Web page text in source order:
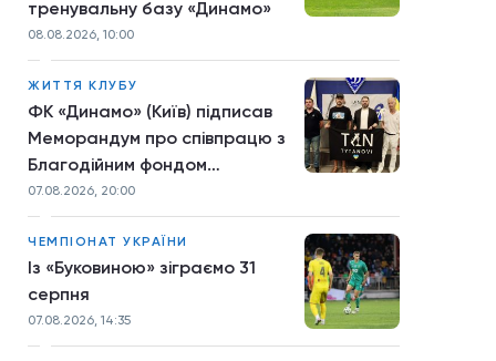
тренувальну базу «Динамо»
08.08.2026, 10:00
ЖИТТЯ КЛУБУ
ФК «Динамо» (Київ) підписав
Меморандум про співпрацю з
Благодійним фондом
TYTANOVI
07.08.2026, 20:00
ЧЕМПІОНАТ УКРАЇНИ
Із «Буковиною» зіграємо 31
серпня
07.08.2026, 14:35